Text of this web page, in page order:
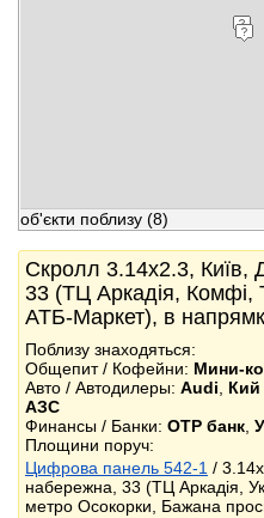
об'єкти поблизу (8)
Скролл 3.14x2.3, Київ,
33 (ТЦ Аркадія, Комфі,
АТБ-Маркет), в
Поблизу знаходяться:
Общепит / Кофейни: Мини-
Авто / Автодилеры: Audi Кий
АЗС
Финансы / Банки: OTP банк
Площини поруч:
Цифрова панель 542-1 /
набережна, 33 (ТЦ Аркадія,
метро Осокорки, Бажана